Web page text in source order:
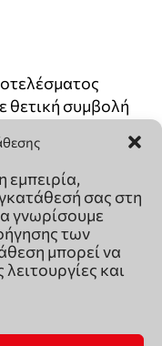
εμπειρία,
σας στη
γνωρίσουμε
των
μπορεί να
και